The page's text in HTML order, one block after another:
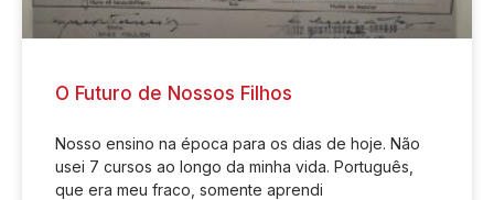
O Futuro de Nossos Filhos
Nosso ensino na época para os dias de hoje. Não
usei 7 cursos ao longo da minha vida. Português,
que era meu fraco, somente aprendi